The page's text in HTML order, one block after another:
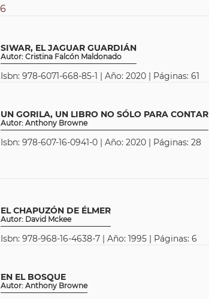
SIWAR, EL JAGUAR GUARDIÁN
Autor: Cristina Falcón Maldonado
Isbn: 978-6071-668-85-1 | Año: 2020 | Páginas: 61
UN GORILA, UN LIBRO NO SÓLO PARA CONTAR
Autor: Anthony Browne
Isbn: 978-607-16-0941-0 | Año: 2020 | Páginas: 28
EL CHAPUZÓN DE ÉLMER
Autor: David Mckee
Isbn: 978-968-16-4638-7 | Año: 1995 | Páginas: 6
EN EL BOSQUE
Autor: Anthony Browne